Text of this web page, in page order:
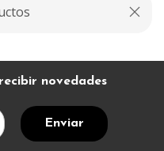
novedades
Enviar